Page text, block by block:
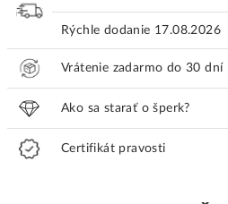
Rýchle dodanie 17.08.2026
Vrátenie zadarmo do 30 dní
Ako sa starať o šperk?
Certifikát pravosti